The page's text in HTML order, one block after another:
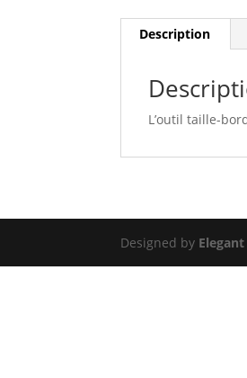
Description
L’outil taille-
Designed by